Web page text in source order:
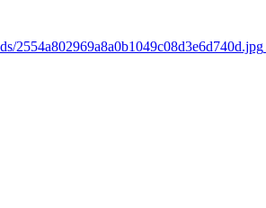
2554a802969a8a0b1049c08d3e6d740d.jpg